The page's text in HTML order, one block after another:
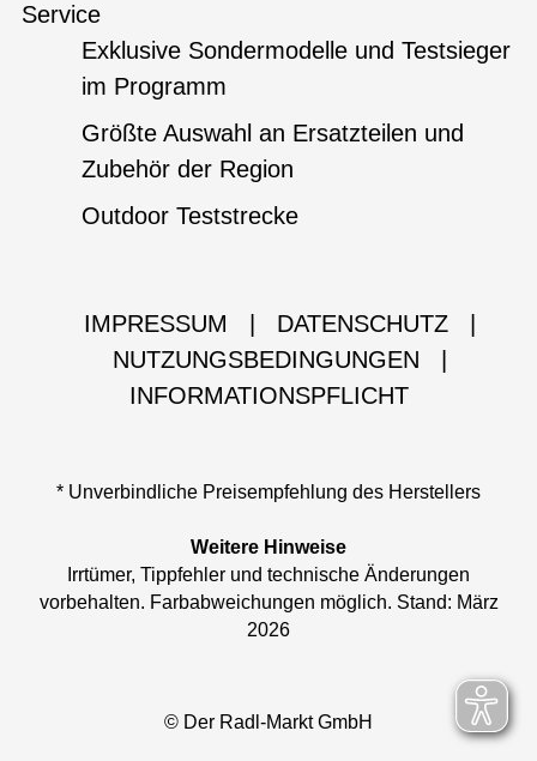
Service
Exklusive Sondermodelle und Testsieger
im Programm
Größte Auswahl an Ersatzteilen und
Zubehör der Region
Outdoor Teststrecke
IMPRESSUM DATENSCHUTZ
NUTZUNGSBEDINGUNGEN
INFORMATIONSPFLICHT
* Unverbindliche Preisempfehlung des Herstellers
Weitere Hinweise
Irrtümer, Tippfehler und technische Änderungen
vorbehalten. Farbabweichungen möglich. Stand: März
2026
© Der Radl-Markt GmbH